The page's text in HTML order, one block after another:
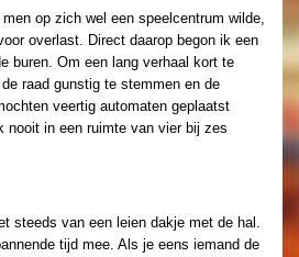
op zich wel een speelcentrum wilde,
overlast. Direct daarop begon ik een
buren. Om een lang verhaal kort te
raad gunstig te stemmen en de
veertig automaten geplaatst
nooit in een ruimte van vier bij zes
steeds van een leien dakje met de hal.
tijd mee. Als je eens iemand de